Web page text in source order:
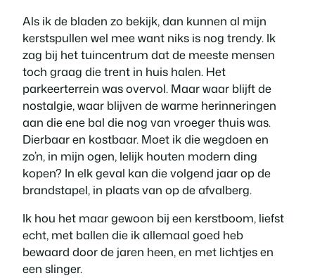
Als ik de bladen zo bekijk, dan kunnen al mijn
kerstspullen wel mee want niks is nog trendy. Ik
zag bij het tuincentrum dat de meeste mensen
toch graag die trent in huis halen. Het
parkeerterrein was overvol. Maar waar blijft de
nostalgie, waar blijven de warme herinneringen
aan die ene bal die nog van vroeger thuis was.
Dierbaar en kostbaar. Moet ik die wegdoen en
zo’n, in mijn ogen, lelijk houten modern ding
kopen? In elk geval kan die volgend jaar op de
brandstapel, in plaats van op de afvalberg.
Ik hou het maar gewoon bij een kerstboom, liefst
echt, met ballen die ik allemaal goed heb
bewaard door de jaren heen, en met lichtjes en
een slinger.